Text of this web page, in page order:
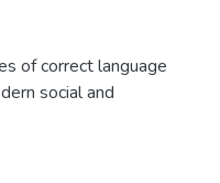
of correct language
social and